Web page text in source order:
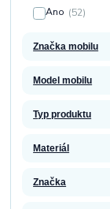
Ano (52)
Značka mobilu
Model mobilu
Typ produktu
Materiál
Značka